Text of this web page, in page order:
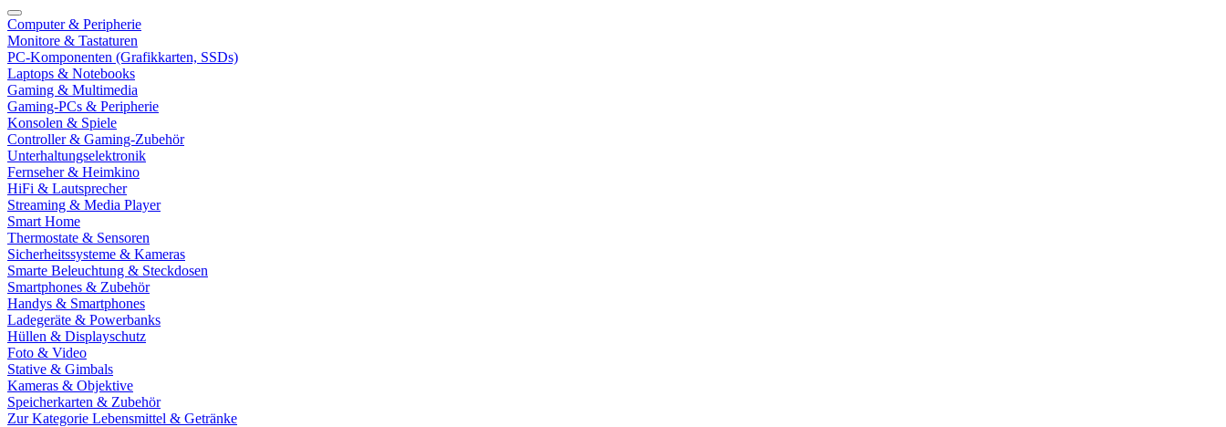
Computer & Peripherie
Monitore & Tastaturen
PC-Komponenten (Grafikkarten, SSDs)
Laptops & Notebooks
Gaming & Multimedia
Gaming-PCs & Peripherie
Konsolen & Spiele
Controller & Gaming-Zubehör
Unterhaltungselektronik
Fernseher & Heimkino
HiFi & Lautsprecher
Streaming & Media Player
Smart Home
Thermostate & Sensoren
Sicherheitssysteme & Kameras
Smarte Beleuchtung & Steckdosen
Smartphones & Zubehör
Handys & Smartphones
Ladegeräte & Powerbanks
Hüllen & Displayschutz
Foto & Video
Stative & Gimbals
Kameras & Objektive
Speicherkarten & Zubehör
Zur Kategorie Lebensmittel & Getränke